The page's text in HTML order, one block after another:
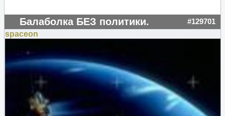
Балаболка БЕЗ политики. #129701
spaceon